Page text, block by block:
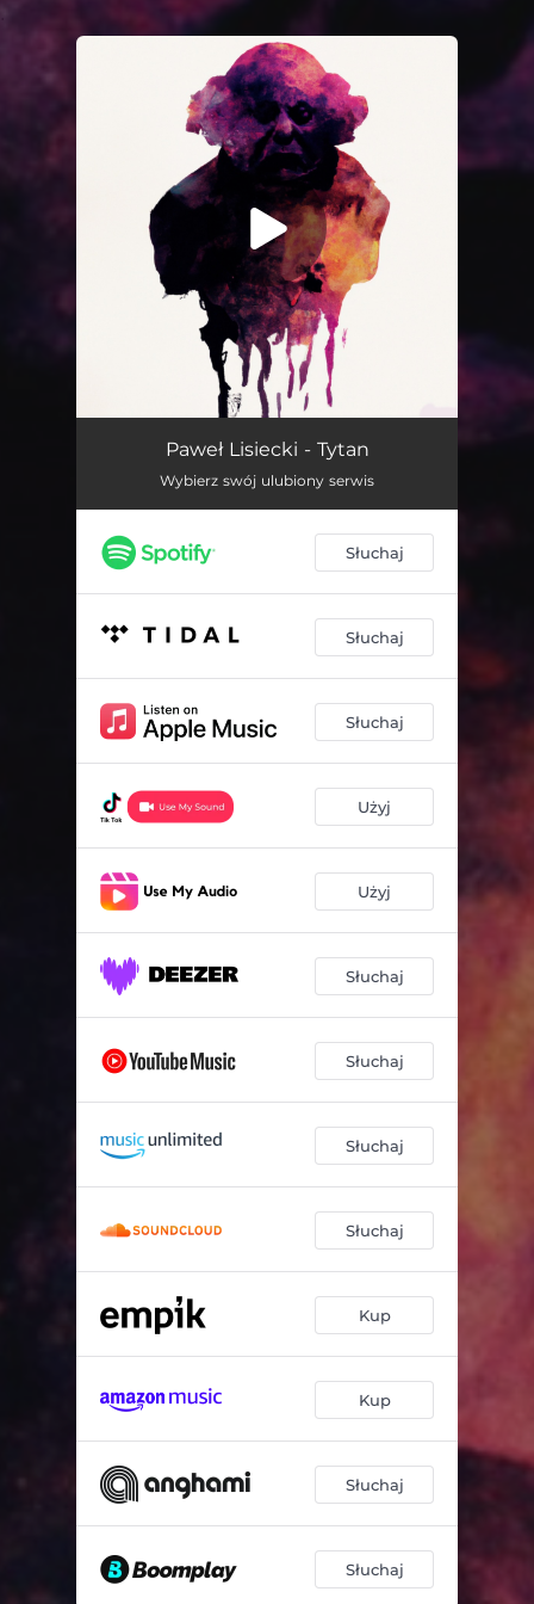
You're all set!
Tytan (feat. Zgoda, Rafał Krzywosz & Marcin Urszulak)
Paweł Lisiecki - Tytan
Wybierz swój ulubiony serwis
Słuchaj
Słuchaj
Słuchaj
Użyj
Użyj
Słuchaj
Słuchaj
Słuchaj
Słuchaj
Kup
Kup
Słuchaj
Słuchaj